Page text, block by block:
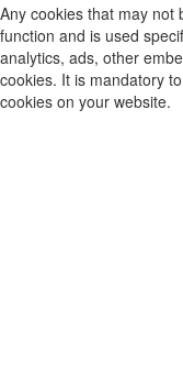
Any cookies that may not
function and is used
analytics, ads, other
cookies. It is mandatory
cookies on your website.